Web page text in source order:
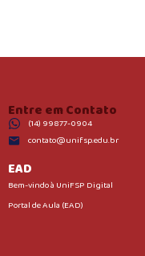
Entre em Contato
(14) 99877-0904
contato@unifsp.edu.br
EAD
Bem-vindo à UniFSP Digital
Portal de Aula (EAD)